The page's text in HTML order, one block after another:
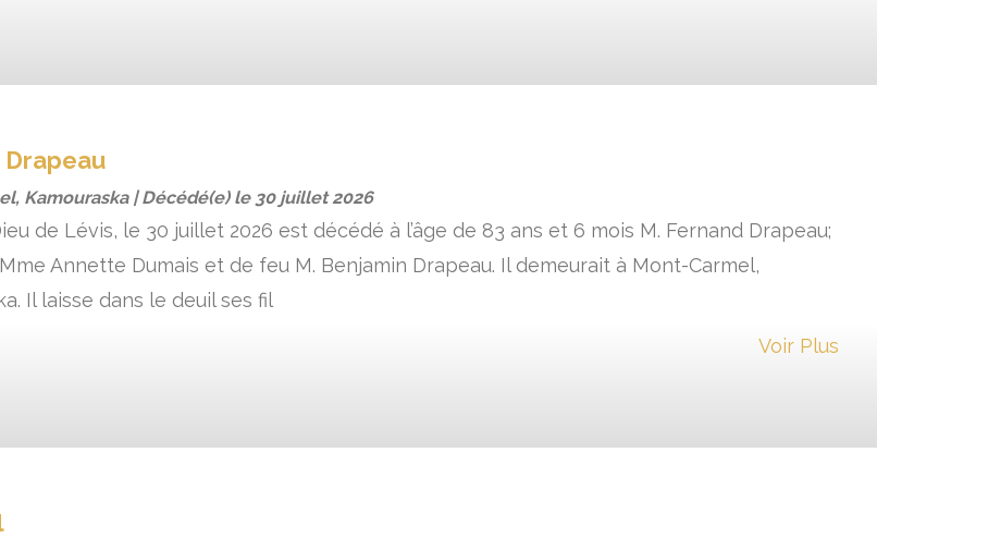
Drapeau
Kamouraska | Décédé(e) le 30 juillet 2026
de Lévis, le 30 juillet 2026 est décédé à l’âge de 83 ans et 6 mois M. Fernand Drapeau;
Annette Dumais et de feu M. Benjamin Drapeau. Il demeurait à Mont-Carmel,
Il laisse dans le deuil ses fil
Voir Plus